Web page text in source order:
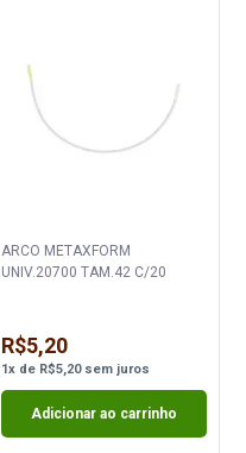
ARCO METAXFORM
UNIV.20700 TAM.42 C/20
R$5,20
1xde R$5,20sem juros
Adicionar ao carrinho